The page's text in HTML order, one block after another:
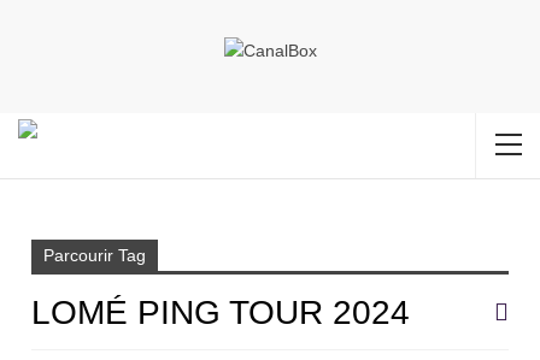
Parcourir Tag
LOMÉ PING TOUR 2024